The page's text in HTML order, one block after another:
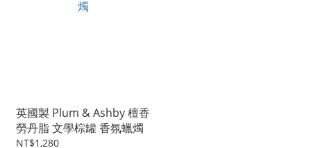
英國製 Plum & Ashby 檀香
勞丹脂 文學棕罐 香氛蠟燭
NT$1,280